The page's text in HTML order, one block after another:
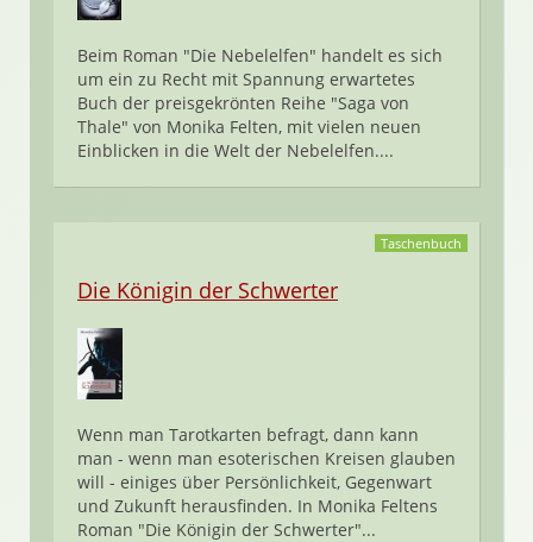
Beim Roman "Die Nebelelfen" handelt es sich
um ein zu Recht mit Spannung erwartetes
Buch der preisgekrönten Reihe "Saga von
Thale" von Monika Felten, mit vielen neuen
Einblicken in die Welt der Nebelelfen....
Taschenbuch
Die Königin der Schwerter
Wenn man Tarotkarten befragt, dann kann
man - wenn man esoterischen Kreisen glauben
will - einiges über Persönlichkeit, Gegenwart
und Zukunft herausfinden. In Monika Feltens
Roman "Die Königin der Schwerter"...